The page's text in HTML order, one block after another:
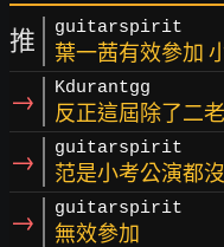
推 guitarspirit
葉一茜有效參加
→ Kdurantgg
反正這屆除了二
→ guitarspirit
范是小考公演都
→ guitarspirit
無效參加